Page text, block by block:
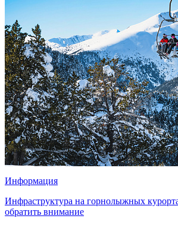
Информация
Инфраструктура на горнолыжных
обратить внимание